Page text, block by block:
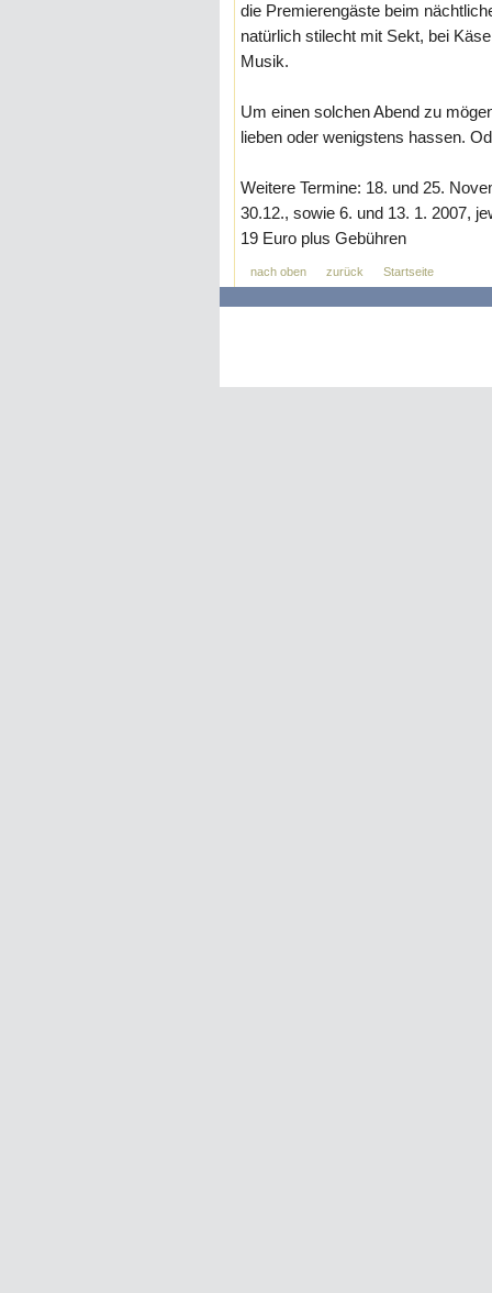
die Premierengäste beim
natürlich stilecht mit Sekt, bei
Musik.
Um einen solchen Abend zu
lieben oder wenigstens hassen.
Weitere Termine: 18. und 25.
30.12., sowie 6. und 13. 1. 2007,
19 Euro plus Gebühren
nach oben zurück Startseite